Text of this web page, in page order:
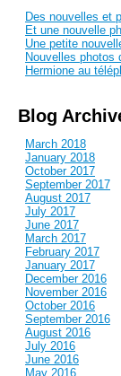
Des nouvelles et
Et une nouvelle
Une petite
Nouvelles photos
Hermione au
Blog
March 2018
January 2018
October 2017
September 2017
August 2017
July 2017
June 2017
March 2017
February 2017
January 2017
December 2016
November 2016
October 2016
September 2016
August 2016
July 2016
June 2016
May 2016